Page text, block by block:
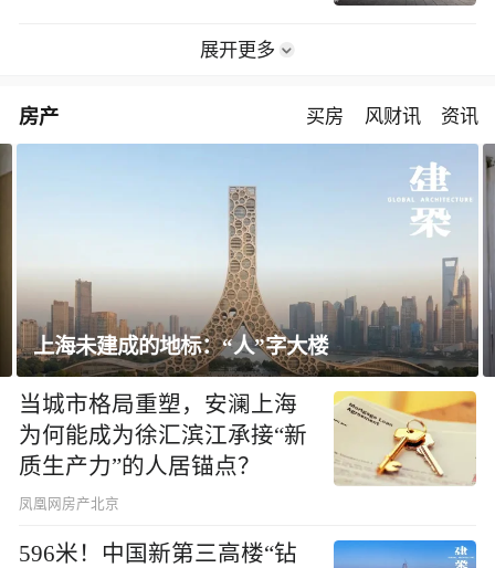
展开更多
房产 买房 风财讯 资讯
上海未建成的地标：“人”字大楼
当城市格局重塑，安澜上海
为何能成为徐汇滨江承接“新
质生产力”的人居锚点？
凤凰网房产北京
596米！中国新第三高楼“钻